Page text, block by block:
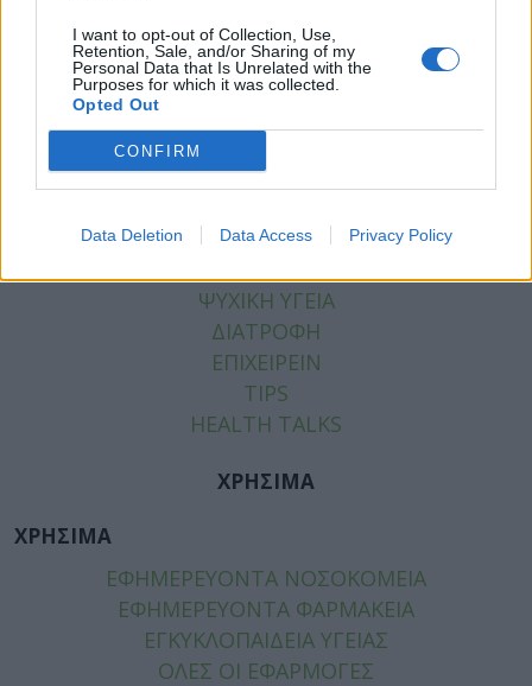
I want to opt-out of Collection, Use,
Retention, Sale, and/or Sharing of my
Personal Data that Is Unrelated with the
Purposes for which it was collected.
Opted Out
CONFIRM
Data Deletion Data Access Privacy Policy
Tags:GREXIT,ΣΥΜΦΩΝΙΑ
ΚΑΤΗΓΟΡΙΕΣ
ΥΓΕΙΑ
ΨΥΧΙΚΗ ΥΓΕΙΑ
ΔΙΑΤΡΟΦΗ
ΕΠΙΧΕΙΡΕΙΝ
TIPS
HEALTH TALKS
ΧΡΗΣΙΜΑ
ΧΡΗΣΙΜΑ
ΕΦΗΜΕΡΕΥΟΝΤΑ ΝΟΣΟΚΟΜΕΙΑ
ΕΦΗΜΕΡΕΥΟΝΤΑ ΦΑΡΜΑΚΕΙΑ
ΕΓΚΥΚΛΟΠΑΙΔΕΙΑ ΥΓΕΙΑΣ
ΟΛΕΣ ΟΙ ΕΦΑΡΜΟΓΕΣ